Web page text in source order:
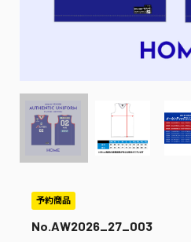
No.AW2026_27_003